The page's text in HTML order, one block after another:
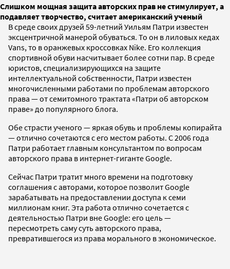
Слишком мощная защита авторских прав не стимулирует, а
подавляет творчество, считает американский ученый
В среде своих друзей 59-летний Уильям Патри известен
эксцентричной манерой обуваться. То он в лиловых кедах
Vans, то в оранжевых кроссовках Nike. Его коллекция
спортивной обуви насчитывает более сотни пар. В среде
юристов, специализирующихся на защите
интеллектуальной собственности, Патри известен
многочисленными работами по проблемам авторского
права — от семитомного трактата «Патри об авторском
праве» до популярного блога.
Обе страсти ученого — яркая обувь и проблемы копирайта
— отлично сочетаются с его местом работы. С 2006 года
Патри работает главным консультантом по вопросам
авторского права в интернет-гиганте Google.
Сейчас Патри тратит много времени на подготовку
соглашения c авторами, которое позволит Google
зарабатывать на предоставлении доступа к семи
миллионам книг. Эта работа отлично сочетается с
деятельностью Патри вне Google: его цель —
пересмотреть саму суть авторского права,
превратившегося из права морального в экономическое.